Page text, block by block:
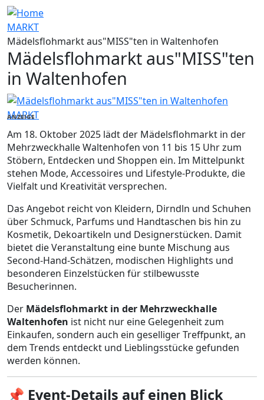
MARKT
Mädelsflohmarkt aus"MISS"ten in Waltenhofen
Mädelsflohmarkt aus"MISS"ten
in Waltenhofen
MARKT
ANZEIGE
Am 18. Oktober 2025 lädt der Mädelsflohmarkt in der
Mehrzweckhalle Waltenhofen von 11 bis 15 Uhr zum
Stöbern, Entdecken und Shoppen ein. Im Mittelpunkt
stehen Mode, Accessoires und Lifestyle-Produkte, die
Vielfalt und Kreativität versprechen.
Das Angebot reicht von Kleidern, Dirndln und Schuhen
über Schmuck, Parfums und Handtaschen bis hin zu
Kosmetik, Dekoartikeln und Designerstücken. Damit
bietet die Veranstaltung eine bunte Mischung aus
Second-Hand-Schätzen, modischen Highlights und
besonderen Einzelstücken für stilbewusste
Besucherinnen.
Der Mädelsflohmarkt in der Mehrzweckhalle
Waltenhofen ist nicht nur eine Gelegenheit zum
Einkaufen, sondern auch ein geselliger Treffpunkt, an
dem Trends entdeckt und Lieblingsstücke gefunden
werden können.
📌 Event-Details auf einen Blick